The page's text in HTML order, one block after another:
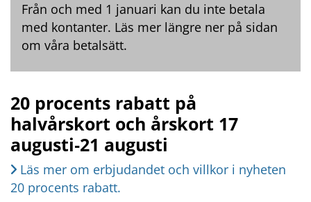
Från och med 1 januari kan du inte betala
med kontanter. Läs mer längre ner på sidan
om våra betalsätt.
20 procents rabatt på
halvårskort och årskort 17
augusti‑21 augusti
Läs mer om erbjudandet och villkor i nyheten
20 procents rabatt.